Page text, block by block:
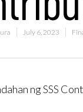
July 6, 2023
ng SSS